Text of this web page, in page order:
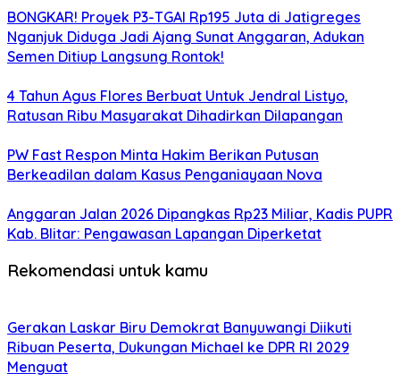
BONGKAR! Proyek P3-TGAI Rp195 Juta di Jatigreges
Nganjuk Diduga Jadi Ajang Sunat Anggaran, Adukan
Semen Ditiup Langsung Rontok!
4 Tahun Agus Flores Berbuat Untuk Jendral Listyo,
Ratusan Ribu Masyarakat Dihadirkan Dilapangan
PW Fast Respon Minta Hakim Berikan Putusan
Berkeadilan dalam Kasus Penganiayaan Nova
Anggaran Jalan 2026 Dipangkas Rp23 Miliar, Kadis PUPR
Kab. Blitar: Pengawasan Lapangan Diperketat
Rekomendasi untuk kamu
Gerakan Laskar Biru Demokrat Banyuwangi Diikuti
Ribuan Peserta, Dukungan Michael ke DPR RI 2029
Menguat